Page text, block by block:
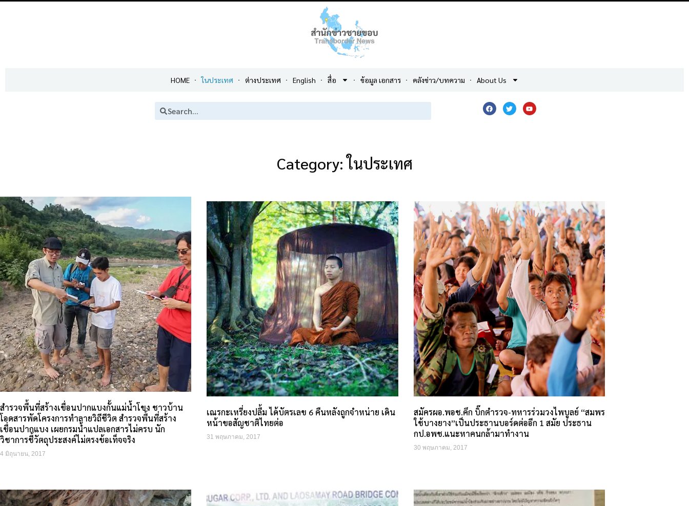
HOME ในประเทศ ต่างประเทศ English สื่อ ข้อมูล เอกสาร คลังข่าว/บทความ About Us
Category: ในประเทศ
สำรวจพื้นที่สร้างเขื่อนปากแบงกั้นแม่น้ำโขง ชาวบ้าน
โอดสารพัดโครงการทำลายวิถีชีวิต สำรวจพื้นที่สร้าง
เขื่อนปากแบง เผยกรมน้ำแปลเอกสารไม่ครบ นัก
วิชาการชี้วัตถุประสงค์ไม่ตรงข้อเท็จจริง
4 มิถุนายน, 2017
เณรกะเหรี่ยงปลื้ม ได้บัตรเลข 6 คืนหลังถูกจำหน่าย เดิน
หน้าขอสัญชาติไทยต่อ
31 พฤษภาคม, 2017
สมัครผอ.พอช.คึก บิ๊กตำรวจ-ทหารร่วมวงไพบูลย์ “สมพร
ใช้บางยาง”เป็นประธานบอร์ดต่ออีก 1 สมัย ประธาน
กป.อพช.แนะหาคนกล้ามาทำงาน
30 พฤษภาคม, 2017